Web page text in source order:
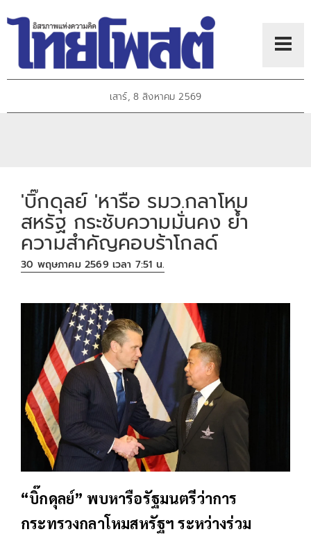
เสาร์, 8 สิงหาคม 2569
'บิ๊กดุลย์ 'หารือ รมว.กลาโหม
สหรัฐ กระชับความมั่นคง ย้ำ
ความสำคัญคอบร้าโกลด์
30 พฤษภาคม 2569 เวลา 7:51 น.
“บิ๊กดุลย์” พบหารือรัฐมนตรีว่าการ
กระทรวงกลาโหมสหรัฐฯ ระหว่างร่วม